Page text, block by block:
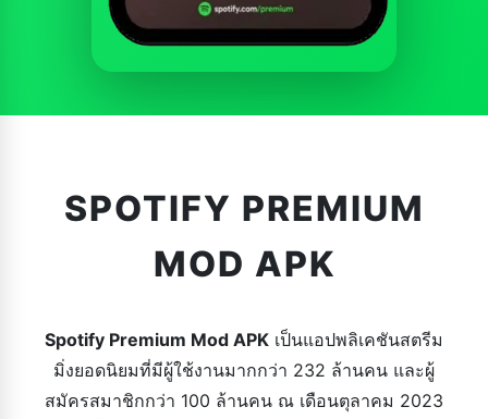
SPOTIFY PREMIUM
MOD APK
Spotify Premium Mod APK เป็นแอปพลิเคชันสตรีม
มิ่งยอดนิยมที่มีผู้ใช้งานมากกว่า 232 ล้านคน และผู้
สมัครสมาชิกกว่า 100 ล้านคน ณ เดือนตุลาคม 2023